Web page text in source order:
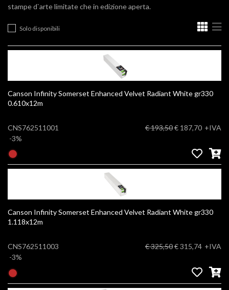
stampe d`arte limitate che in edizione aperta.
Solo disponibili
Canson Infinity Somerset Enhanced Velvet Radiant White gr330
0.610x12m
CNS762511001
-3%
€ 193,50€ 187,70 +IVA
Canson Infinity Somerset Enhanced Velvet Radiant White gr330
1.118x12m
CNS762511003
-3%
€ 325,50€ 315,74 +IVA